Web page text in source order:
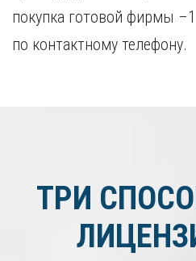
покупка готовой фирмы
по контактному телефону.
ТРИ